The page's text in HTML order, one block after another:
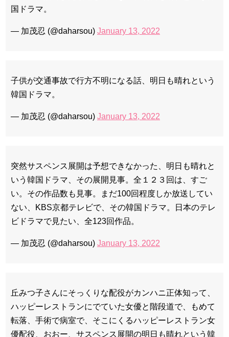
国ドラマ。
— 加茂忍 (@daharsou) January 13, 2022
子供が交通事故で行方不明になる話、明日も晴れという
韓国ドラマ。
— 加茂忍 (@daharsou) January 13, 2022
突然サスペンス展開は予想できなかった、明日も晴れと
いう韓国ドラマ、その展開見事。全１２３回は、すご
い。その作品数も見事。まだ100回程度しか放送してい
ない、KBS京都テレビで、その韓国ドラマ。日本のテレ
ビドラマで見たい、全123回作品。
— 加茂忍 (@daharsou) January 13, 2022
丘みつ子さんにそっくりな配役がカンハニ正体知って、
ハッピーレストランにでていた女優と階段道で、もめて
転落、手術で病室で、そこにくるハッピーレストラン女
優配役、おおー、サスペンス展開の明日も晴れという韓